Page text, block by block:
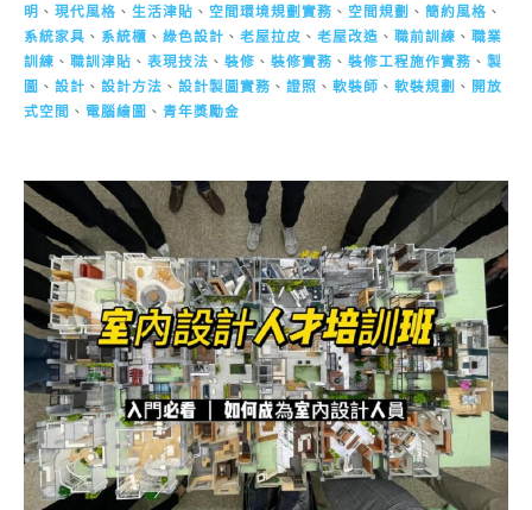
明 、 現代風格 、 生活津貼 、 空間環境規劃實務 、 空間規劃 、 簡約風格 、
系統家具 、 系統櫃 、 綠色設計 、 老屋拉皮 、 老屋改造 、 職前訓練 、 職業
訓練 、 職訓津貼 、 表現技法 、 裝修 、 裝修實務 、 裝修工程施作實務 、 製
圖 、 設計 、 設計方法 、 設計製圖實務 、 證照 、 軟裝師 、 軟裝規劃 、 開放
式空間 、 電腦繪圖 、 青年獎勵金